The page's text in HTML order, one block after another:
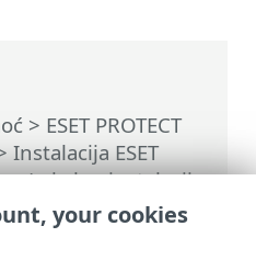
> ESET PROTECT
Instalacija ESET
>Lokalna instalacija
programa za
Linux/macOS
your cookies